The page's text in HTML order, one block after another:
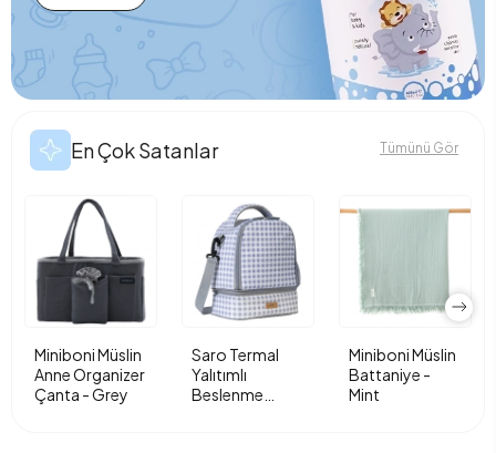
En Çok Satanlar Tümünü Gör
Miniboni Müslin
Anne Organizer
Çanta - Grey
Saro Termal
Yalıtımlı
Beslenme
Miniboni Müslin
Battaniye -
Mint